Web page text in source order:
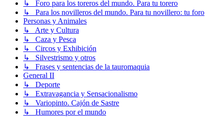
↳ Foro para los toreros del mundo. Para tu torero
↳ Para los novilleros del mundo. Para tu novillero: tu foro
Personas y Animales
↳ Arte y Cultura
↳ Caza y Pesca
↳ Circos y Exhibición
↳ Silvestrismo y otros
↳ Frases y sentencias de la tauromaquia
General II
↳ Deporte
↳ Extravagancia y Sensacionalismo
↳ Variopinto. Cajón de Sastre
↳ Humores por el mundo